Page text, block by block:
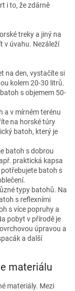
i to, že zdárně
treky a jiný na
v úvahu. Nezáleží
na den, vystačíte si
kolem 20-30 litrů.
s objemem 50-
a v mírném terénu
na horské túry
batoh, který je
batoh s dobrou
praktická kapsa
batoh s
typy batohů. Na
s reflexními
s více popruhy a
pobyt v přírodě je
úpravou a
a další
materiálu
materiály. Mezi